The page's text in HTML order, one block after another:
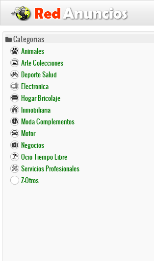
Pasar
contenido
principal
Categorias
Animales
Arte Colecciones
Deporte Salud
Electronica
Hogar Bricolaje
Inmobiliaria
Moda Complementos
Motor
Negocios
Ocio Tiempo Libre
Servicios Profesionales
Z-Otros